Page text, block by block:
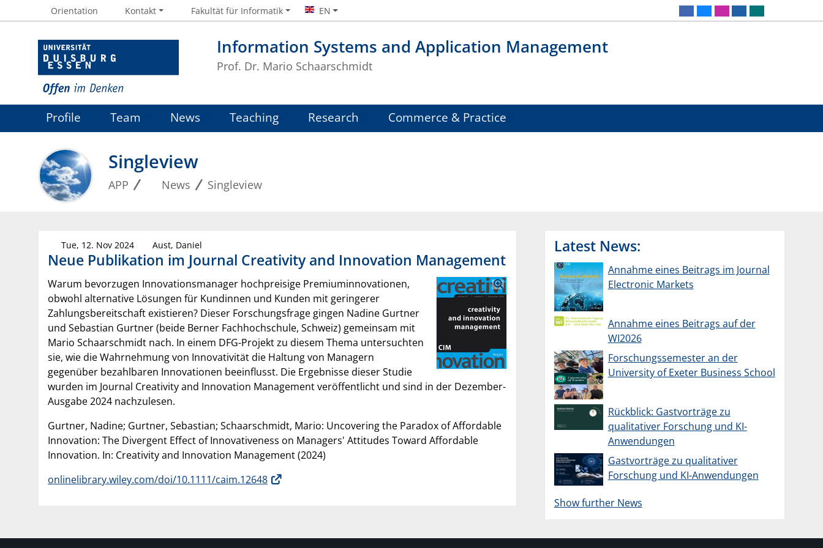
Information Systems and Application Management
Prof. Dr. Mario Schaarschmidt
Orientation Kontakt Fakultät für Informatik EN
Profile Team News Teaching Research Commerce & Practice
Singleview
APP News Singleview
Tue, 12. Nov 2024 Aust, Daniel
Neue Publikation im Journal Creativity and Innovation Management
Warum bevorzugen Innovationsmanager hochpreisige Premiuminnovationen,
obwohl alternative Lösungen für Kundinnen und Kunden mit geringerer
Zahlungsbereitschaft existieren? Dieser Forschungsfrage gingen Nadine Gurtner
und Sebastian Gurtner (beide Berner Fachhochschule, Schweiz) gemeinsam mit
Mario Schaarschmidt nach. In einem DFG-Projekt zu diesem Thema untersuchten
sie, wie die Wahrnehmung von Innovativität die Haltung von Managern
gegenüber bezahlbaren Innovationen beeinflusst. Die Ergebnisse dieser Studie
wurden im Journal Creativity and Innovation Management veröffentlicht und sind in der Dezember-
Ausgabe 2024 nachzulesen.
Gurtner, Nadine; Gurtner, Sebastian; Schaarschmidt, Mario: Uncovering the Paradox of Affordable
Innovation: The Divergent Effect of Innovativeness on Managers' Attitudes Toward Affordable
Innovation. In: Creativity and Innovation Management (2024)
onlinelibrary.wiley.com/doi/10.1111/caim.12648
Latest News:
Annahme eines Beitrags im Journal
Electronic Markets
Annahme eines Beitrags auf der
WI2026
Forschungssemester an der
University of Exeter Business School
Rückblick: Gastvorträge zu
qualitativer Forschung und KI-
Anwendungen
Gastvorträge zu qualitativer
Forschung und KI-Anwendungen
Show further News